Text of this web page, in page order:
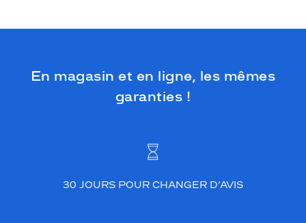
En magasin et en ligne, les mêmes
garanties !
30 JOURS POUR CHANGER D’AVIS